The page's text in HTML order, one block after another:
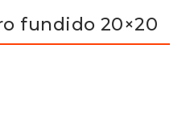
fundido 20×20